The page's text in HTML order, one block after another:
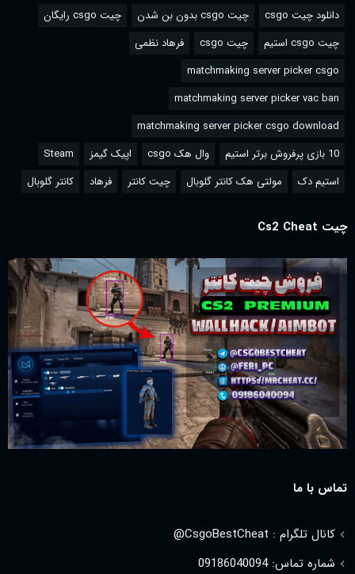
دانلود چیت csgo چیت csgo بدون بن شدن
چیت csgo رایگان
چیت csgo استیم
چیت csgo
فرهاد نظمی
matchmaking server picker csgo
matchmaking server picker vac ban
matchmaking server picker csgo download
10 بازی پرفروش برتر استیم
وال هک csgo اپیک گیمز
Steam
استیم دک
مولتی هک کانتر گلوبال چیت کانتر فرهاد کانتر گلوبال
چیت Cs2 Cheat
تماس با ما
کانال تلگرام : CsgoBestCheat@
شماره تماس: 09186040094